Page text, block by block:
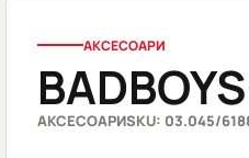
АКСЕСОАРИ
АКСЕСОАРИSKU: 03.045/